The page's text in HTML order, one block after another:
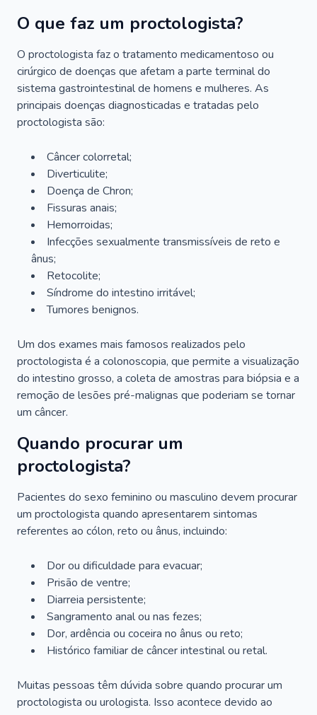
O que faz um proctologista?
O proctologista faz o tratamento medicamentoso ou
cirúrgico de doenças que afetam a parte terminal do
sistema gastrointestinal de homens e mulheres. As
principais doenças diagnosticadas e tratadas pelo
proctologista são:
Câncer colorretal;
Diverticulite;
Doença de Chron;
Fissuras anais;
Hemorroidas;
Infecções sexualmente transmissíveis de reto e
ânus;
Retocolite;
Síndrome do intestino irritável;
Tumores benignos.
Um dos exames mais famosos realizados pelo
proctologista é a colonoscopia, que permite a visualização
do intestino grosso, a coleta de amostras para biópsia e a
remoção de lesões pré-malignas que poderiam se tornar
um câncer.
Quando procurar um
proctologista?
Pacientes do sexo feminino ou masculino devem procurar
um proctologista quando apresentarem sintomas
referentes ao cólon, reto ou ânus, incluindo:
Dor ou dificuldade para evacuar;
Prisão de ventre;
Diarreia persistente;
Sangramento anal ou nas fezes;
Dor, ardência ou coceira no ânus ou reto;
Histórico familiar de câncer intestinal ou retal.
Muitas pessoas têm dúvida sobre quando procurar um
proctologista ou urologista. Isso acontece devido ao